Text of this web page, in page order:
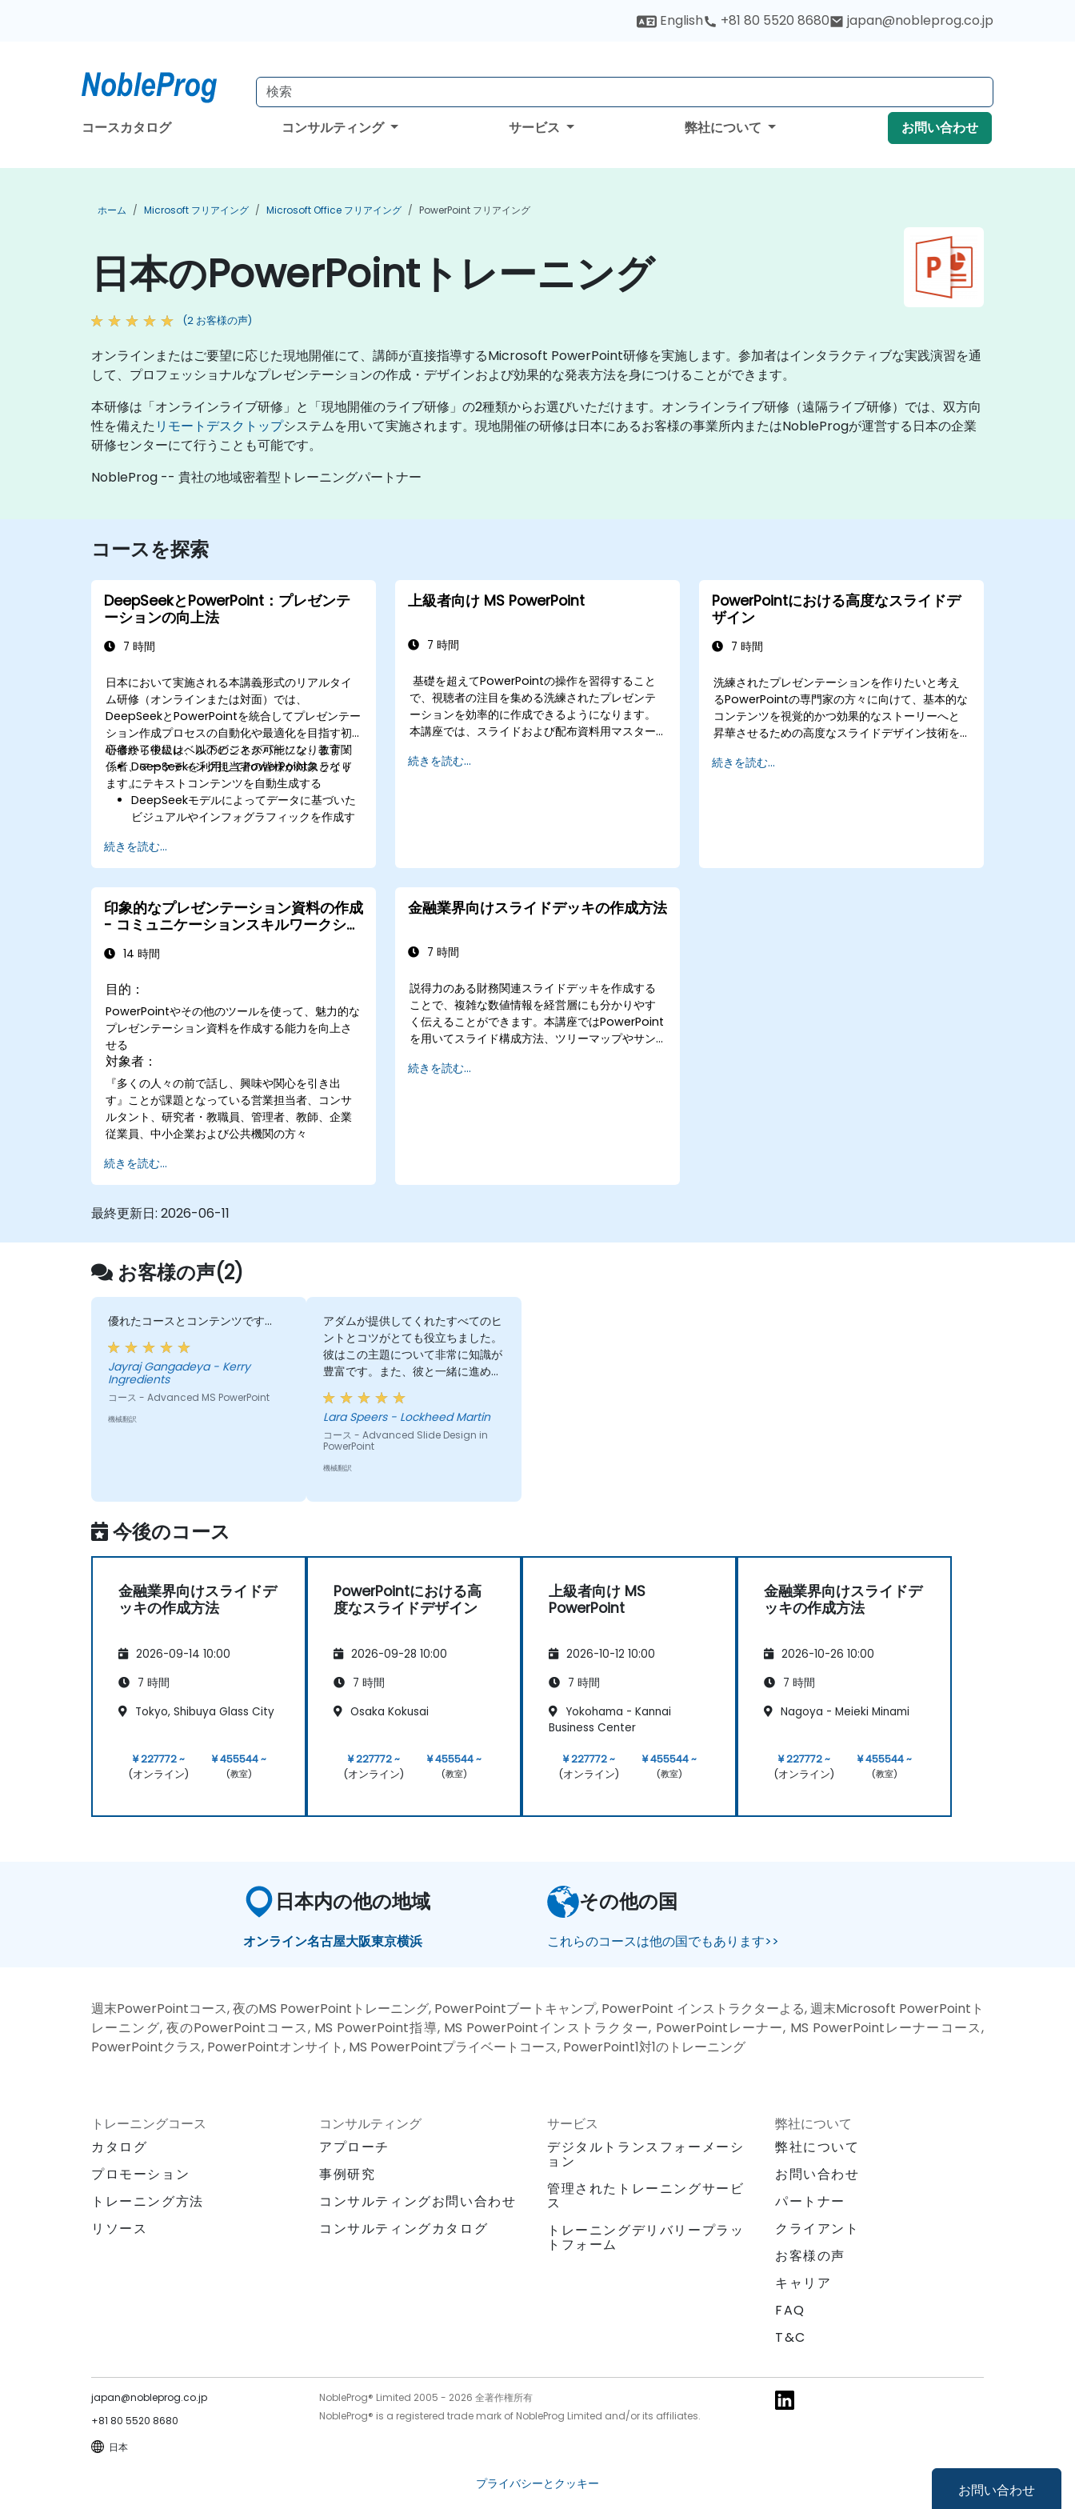
お問い合わせ
English +81 80 5520 8680 japan@nobleprog.co.jp
コースカタログ コンサルティング サービス 弊社について お問い合わせ
ホーム Microsoft フリアイング Microsoft Office フリアイング PowerPoint フリアイング
日本のPowerPointトレーニング
(2 お客様の声)
オンラインまたはご要望に応じた現地開催にて、講師が直接指導するMicrosoft PowerPoint研修を実施します。参加者はインタラクティブな実践演習を通
して、プロフェッショナルなプレゼンテーションの作成・デザインおよび効果的な発表方法を身につけることができます。
本研修は「オンラインライブ研修」と「現地開催のライブ研修」の2種類からお選びいただけます。オンラインライブ研修（遠隔ライブ研修）では、双方向
性を備えたリモートデスクトップシステムを用いて実施されます。現地開催の研修は日本にあるお客様の事業所内またはNobleProgが運営する日本の企業
研修センターにて行うことも可能です。
NobleProg -- 貴社の地域密着型トレーニングパートナー
コースを探索
DeepSeekとPowerPoint：プレゼンテ
ーションの向上法
7 時間
日本において実施される本講義形式のリアルタイ
ム研修（オンラインまたは対面）では、
DeepSeekとPowerPointを統合してプレゼンテー
ション作成プロセスの自動化や最適化を目指す初
心者から中級レベルのビジネスパーソン、教育関
係者、マーケティング担当者の皆様が対象となり
ます。
研修終了後には、以下のことが可能になります：
DeepSeekを利用してPowerPointスライド
にテキストコンテンツを自動生成する
DeepSeekモデルによってデータに基づいた
ビジュアルやインフォグラフィックを作成す
AIを用いて長文レポートを要約し、プレゼン
用スライドとして活用する
PowerPointとDeepSeekを連携させ、迅速
かつ動的なプレゼンテーション環境を整える
続きを読む...
上級者向け MS PowerPoint
7 時間
基礎を超えてPowerPointの操作を習得すること
で、視聴者の注目を集める洗練されたプレゼンテ
ーションを効率的に作成できるようになります。
本講座では、スライドおよび配布資料用マスター
的なプロセス図解向けSmartArtの活用方法、さら
ピード向上やレビュー工程の効率化を通じて、ビ
テーションの作り方を習得していきます。
続きを読む...
PowerPointにおける高度なスライドデ
ザイン
7 時間
洗練されたプレゼンテーションを作りたいと考え
るPowerPointの専門家の方々に向けて、基本的な
コンテンツを視覚的かつ効果的なストーリーへと
昇華させるための高度なスライドデザイン技術を
則やチャート・インフォグラフィックの作成方
信を持ってプレゼンテーションを行うための実践
続きを読む...
印象的なプレゼンテーション資料の作成
- コミュニケーションスキルワークショ
14 時間
目的：
PowerPointやその他のツールを使って、魅力的な
プレゼンテーション資料を作成する能力を向上さ
せる
対象者：
『多くの人々の前で話し、興味や関心を引き出
す』ことが課題となっている営業担当者、コンサ
ルタント、研究者・教職員、管理者、教師、企業
従業員、中小企業および公共機関の方々
続きを読む...
金融業界向けスライドデッキの作成方法
7 時間
説得力のある財務関連スライドデッキを作成する
ことで、複雑な数値情報を経営層にも分かりやす
く伝えることができます。本講座ではPowerPoint
を用いてスライド構成方法、ツリーマップやサン
ト、そして重要な財務指標を明確に示すシンプル
続きを読む...
最終更新日: 2026-06-11
お客様の声(2)
優れたコースとコンテンツです...
Jayraj Gangadeya - Kerry
Ingredients
コース - Advanced MS PowerPoint
機械翻訳
アダムが提供してくれたすべてのヒ
ントとコツがとても役立ちました。
彼はこの主題について非常に知識が
豊富です。また、彼と一緒に進める
のがとても簡単でした。
Lara Speers - Lockheed Martin
コース - Advanced Slide Design in
PowerPoint
機械翻訳
今後のコース
金融業界向けスライドデ
ッキの作成方法
2026-09-14 10:00
7 時間
Tokyo, Shibuya Glass City
¥ 227772 ~
(オンライン)
¥ 455544 ~
(教室)
PowerPointにおける高
度なスライドデザイン
2026-09-28 10:00
7 時間
Osaka Kokusai
¥ 227772 ~
(オンライン)
¥ 455544 ~
(教室)
上級者向け MS
PowerPoint
2026-10-12 10:00
7 時間
Yokohama - Kannai
Business Center
¥ 227772 ~
(オンライン)
¥ 455544 ~
(教室)
金融業界向けスライドデ
ッキの作成方法
2026-10-26 10:00
7 時間
Nagoya - Meieki Minami
¥ 227772 ~
(オンライン)
¥ 455544 ~
(教室)
日本内の他の地域
オンライン名古屋大阪東京横浜
その他の国
これらのコースは他の国でもあります>>
週末PowerPointコース, 夜のMS PowerPointトレーニング, PowerPointブートキャンプ, PowerPoint インストラクターよる, 週末Microsoft PowerPointト
レーニング, 夜のPowerPointコース, MS PowerPoint指導, MS PowerPointインストラクター, PowerPointレーナー, MS PowerPointレーナーコース,
PowerPointクラス, PowerPointオンサイト, MS PowerPointプライベートコース, PowerPoint1対1のトレーニング
トレーニングコース
カタログ
プロモーション
トレーニング方法
リソース
コンサルティング
アプローチ
事例研究
コンサルティングお問い合わせ
コンサルティングカタログ
サービス
デジタルトランスフォーメーシ
ョン
管理されたトレーニングサービ
ス
トレーニングデリバリープラッ
トフォーム
弊社について
弊社について
お問い合わせ
パートナー
クライアント
お客様の声
キャリア
FAQ
T&C
japan@nobleprog.co.jp
+81 80 5520 8680
日本
NobleProg® Limited 2005 - 2026 全著作権所有
NobleProg® is a registered trade mark of NobleProg Limited and/or its affiliates.
プライバシーとクッキー